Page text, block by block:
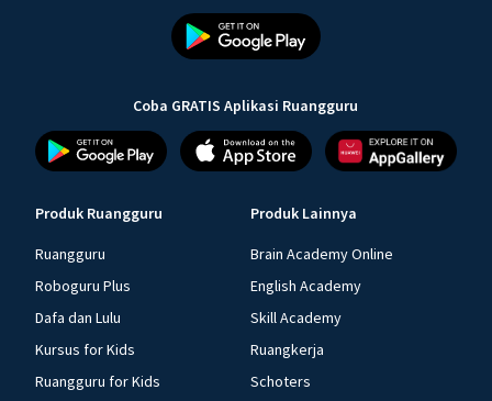
Coba GRATIS Aplikasi Ruangguru
Produk Ruangguru
Ruangguru
Roboguru Plus
Dafa dan Lulu
Kursus for Kids
Ruangguru for Kids
Produk Lainnya
Brain Academy Online
English Academy
Skill Academy
Ruangkerja
Schoters